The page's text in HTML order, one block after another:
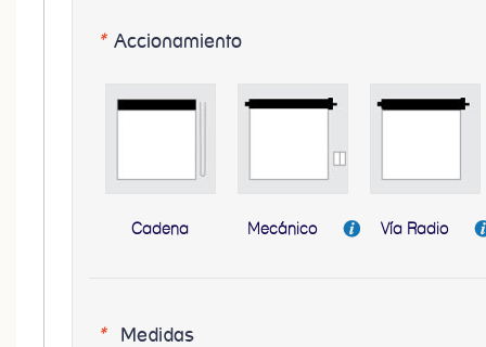
* Accionamiento
Cadena Mecánico Vía Radio
* Medidas